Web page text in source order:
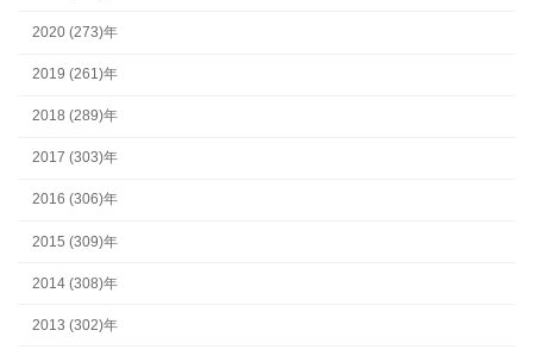
2020 (273)年
2019 (261)年
2018 (289)年
2017 (303)年
2016 (306)年
2015 (309)年
2014 (308)年
2013 (302)年